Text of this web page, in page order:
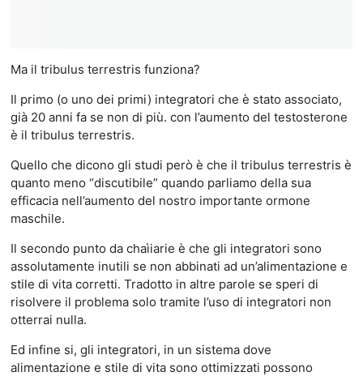
Ma il tribulus terrestris funziona?
Il primo (o uno dei primi) integratori che è stato associato,
già 20 anni fa se non di più. con l’aumento del testosterone
è il tribulus terrestris.
Quello che dicono gli studi però è che il tribulus terrestris è
quanto meno “discutibile” quando parliamo della sua
efficacia nell’aumento del nostro importante ormone
maschile.
Il secondo punto da chaìiarie è che gli integratori sono
assolutamente inutili se non abbinati ad un’alimentazione e
stile di vita corretti. Tradotto in altre parole se speri di
risolvere il problema solo tramite l’uso di integratori non
otterrai nulla.
Ed infine si, gli integratori, in un sistema dove
alimentazione e stile di vita sono ottimizzati possono